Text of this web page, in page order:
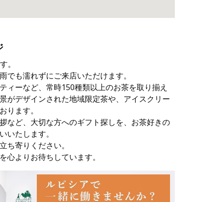
。
でも濡れずにご来店いただけます。
ィーなど、常時150種類以上のお茶を取り揃え
がデザインされた地域限定茶や、アイスクリー
ります。
など、大切な方へのギフト探しを、お茶好きの
いたします。
ち寄りください。
心よりお待ちしています。